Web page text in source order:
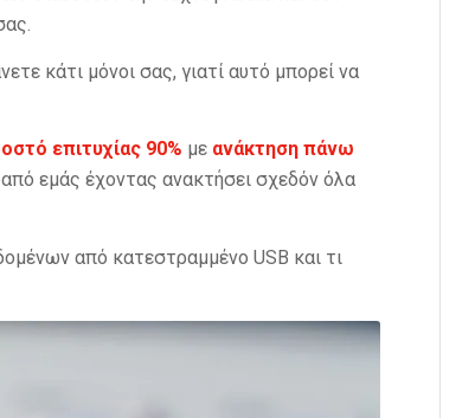
κάτι μόνοι σας, γιατί αυτό μπορεί να
επιτυχίας 90% με ανάκτηση πάνω
εμάς έχοντας ανακτήσει σχεδόν όλα
από κατεστραμμένο USB και τι